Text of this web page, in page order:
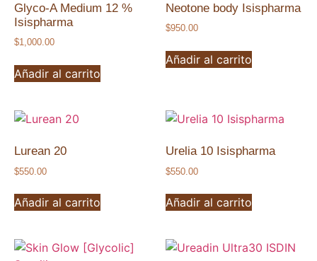
Glyco-A Medium 12 %
Isispharma
$1,000.00
Añadir al carrito
Neotone body Isispharma
$950.00
Añadir al carrito
Lurean 20
$550.00
Añadir al carrito
Urelia 10 Isispharma
$550.00
Añadir al carrito